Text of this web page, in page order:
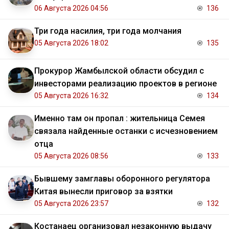
06 Августа 2026 04:56 136
Три года насилия, три года молчания
05 Августа 2026 18:02 135
Прокурор Жамбылской области обсудил с
инвесторами реализацию проектов в регионе
05 Августа 2026 16:32 134
Именно там он пропал : жительница Семея
связала найденные останки с исчезновением
отца
05 Августа 2026 08:56 133
Бывшему замглавы оборонного регулятора
Китая вынесли приговор за взятки
05 Августа 2026 23:57 132
Костанаец организовал незаконную выдачу